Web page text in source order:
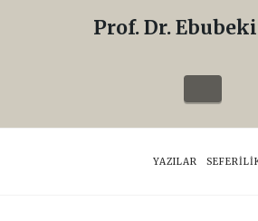
Sifil
Prof. Dr.
HOME
YAZILAR